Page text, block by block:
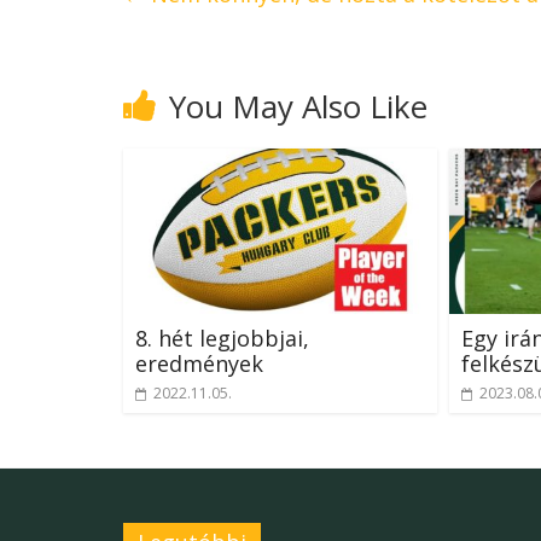
You May Also Like
8. hét legjobbjai,
eredmények
2022.11.05.
Egy